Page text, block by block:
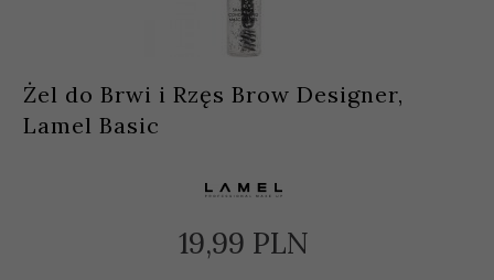
Żel do Brwi i Rzęs Brow Designer,
Lamel Basic
19,99 PLN